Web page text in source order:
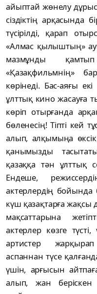
айып­тай жөнелу
сіздіктің арқасында
түсірілді, қарап
«Алмас қылыштың»
мазмұнды
«Қазақфильм­нің»
көрінеді. Бас-аяғы
ұлт­тық кино
көріп отырғанда
бөленесің! Тіпті кей
алып, алқымыңа
қанымызды
қазаққа тән ұлттық
Ендеше,
актерлер­дің
күш қазақтарға
мақсаттарына
актерлер көзге
артистер жарқырап
аспаннан түсе
үшін, арғысын
алып, жан беріскен